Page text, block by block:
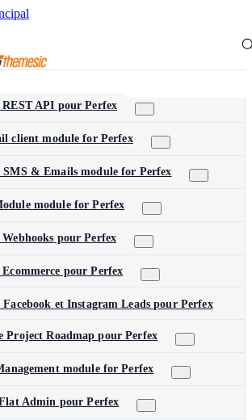
API pour Perfex
client module for Perfex
SMS & Emails module for Perfex
module for Perfex
pour Perfex
pour Perfex
et Instagram Leads pour Perfex
Roadmap pour Perfex
module for Perfex
Admin pour Perfex